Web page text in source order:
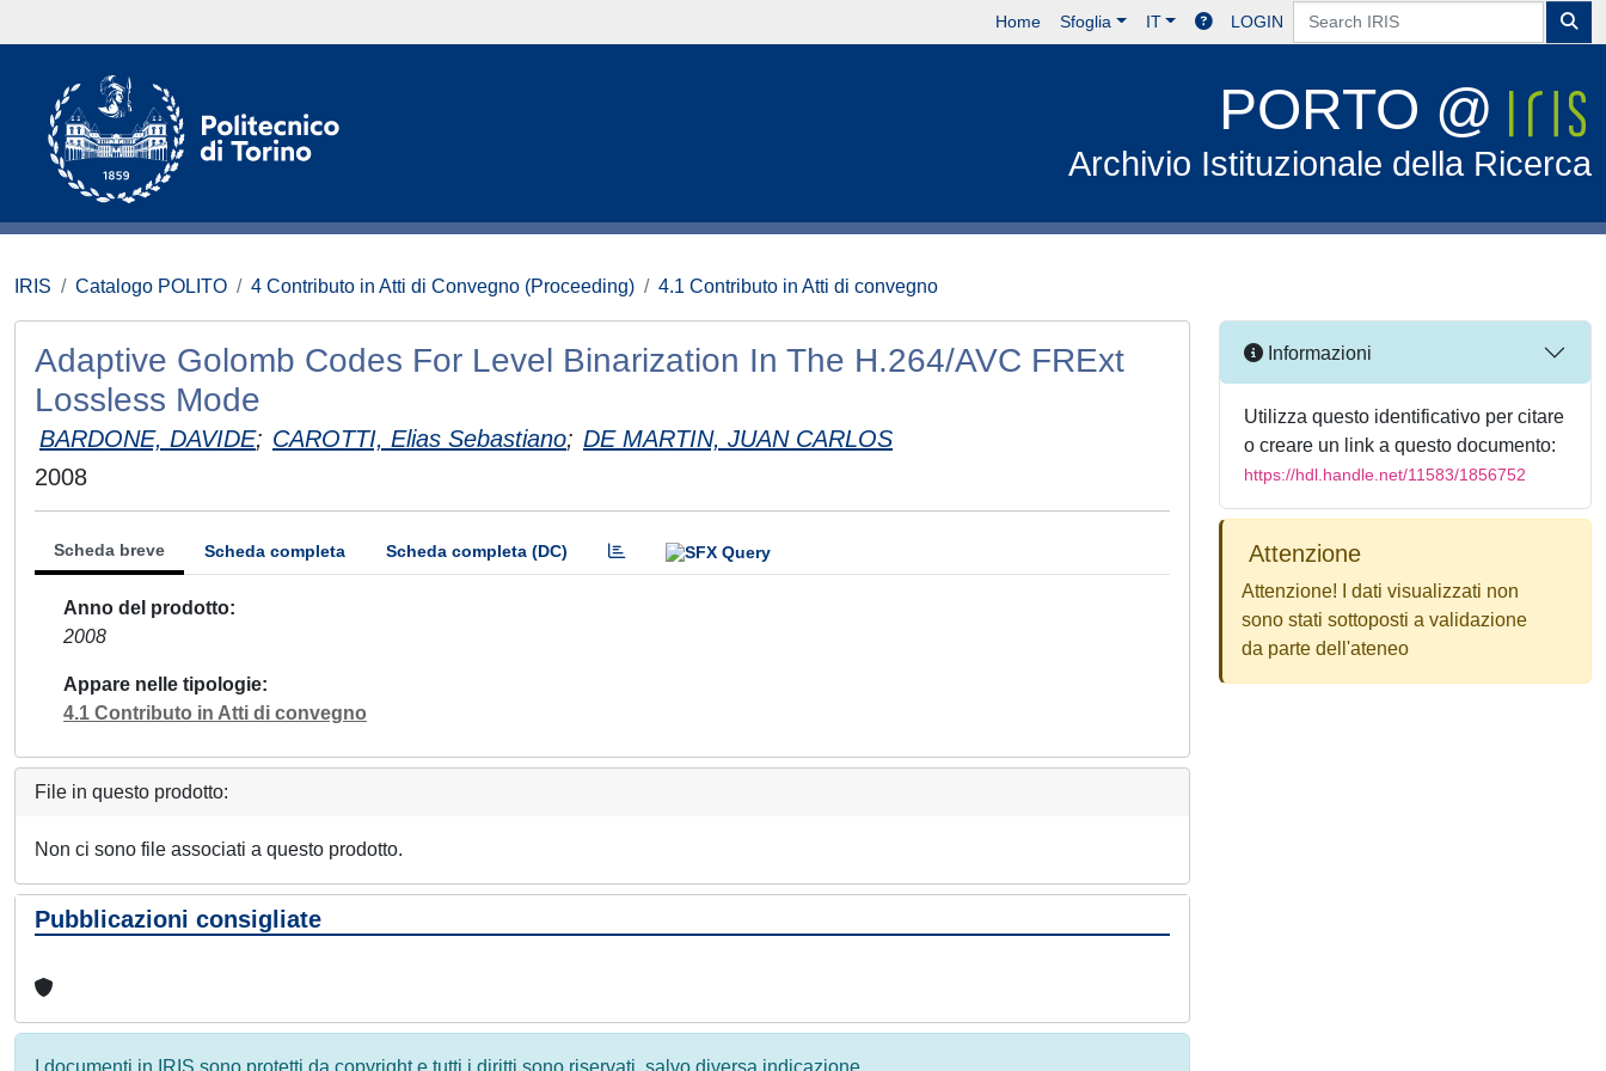
Home Sfoglia IT LOGIN
PORTO @
Archivio Istituzionale della Ricerca
IRIS Catalogo POLITO 4 Contributo in Atti di Convegno (Proceeding) 4.1 Contributo in Atti di convegno
Adaptive Golomb Codes For Level Binarization In The H.264/AVC FRExt
Lossless Mode
BARDONE, DAVIDE; CAROTTI, Elias Sebastiano; DE MARTIN, JUAN CARLOS
2008
Scheda breve Scheda completa Scheda completa (DC)
Anno del prodotto
2008
Appare nelle tipologie
4.1 Contributo in Atti di convegno
File in questo prodotto:
Non ci sono file associati a questo prodotto.
Pubblicazioni consigliate
I documenti in IRIS sono protetti da copyright e tutti i diritti sono riservati, salvo diversa indicazione.
Informazioni
Utilizza questo identificativo per citare
o creare un link a questo documento:
https://hdl.handle.net/11583/1856752
Attenzione
Attenzione! I dati visualizzati non
sono stati sottoposti a validazione
da parte dell'ateneo